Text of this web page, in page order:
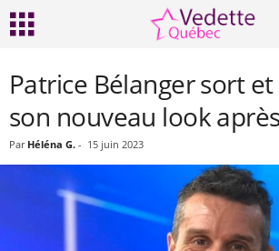
Patrice Bélanger sort
son nouveau look
Par Héléna G. - 15 juin 2023